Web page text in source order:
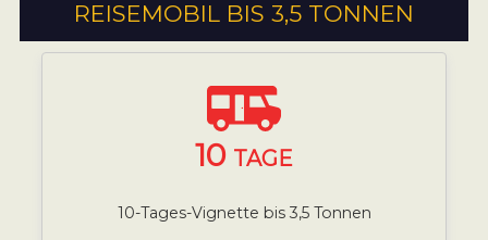
REISEMOBIL BIS 3,5 TONNEN
10 TAGE
10-Tages-Vignette bis 3,5 Tonnen